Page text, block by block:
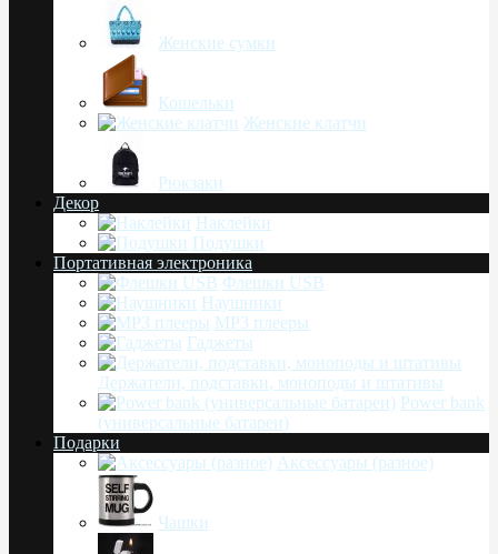
Женские сумки
Кошельки
Женские клатчи
Рюкзаки
Декор
Наклейки
Подушки
Портативная электроника
Флешки USB
Наушники
MP3 плееры
Гаджеты
Держатели, подставки, моноподы и штативы
Power bank
(универсальные батареи)
Подарки
Аксессуары (разное)
Чашки